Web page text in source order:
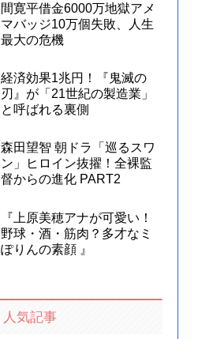
間寛平借金6000万地獄アメ
マバッジ10万個失敗、人生
最大の危機
経済効果1兆円！『鬼滅の
刃』が「21世紀の製造業」
と呼ばれる裏側
森田望智 朝ドラ「巡るスワ
ン」ヒロイン抜擢！全裸監
督からの進化 PART2
『上原美穂アナが可愛い！
野球・酒・筋肉？多才なミ
ぽりんの素顔 』
人気記事